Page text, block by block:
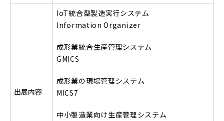
出展内容
IoT統合型製造実行システム
Information Organizer
成形業統合生産管理システム
GMICS
成形業の現場管理システム
MICS7
中小製造業向け生産管理システム